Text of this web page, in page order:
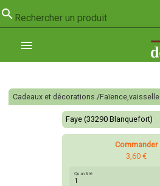
search Rechercher un produit
menu
Cadeaux et décorations /Faïence,vaisselle
Faye (33290 Blanquefort)
Commander
3,60 €
Quantité